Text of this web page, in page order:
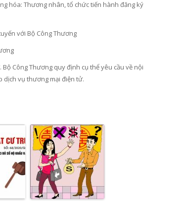
hóa: Thương nhân, tổ chức tiến hành đăng ký
với Bộ Công Thương
Công Thương quy định cụ thể yêu cầu về nội
dịch vụ thương mại điện tử.